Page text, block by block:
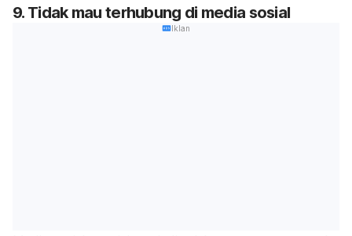
9. Tidak mau terhubung di media sosial
Iklan